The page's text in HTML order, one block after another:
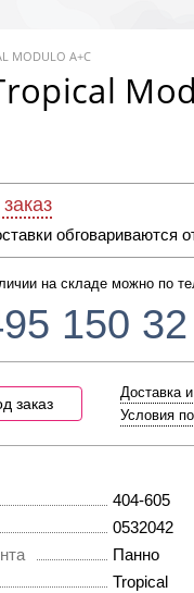
MODULO A+C
обговариваются
на складе можно по
150
заказ
Доставка
Условия
404-605
0532042
Панно
Tropical